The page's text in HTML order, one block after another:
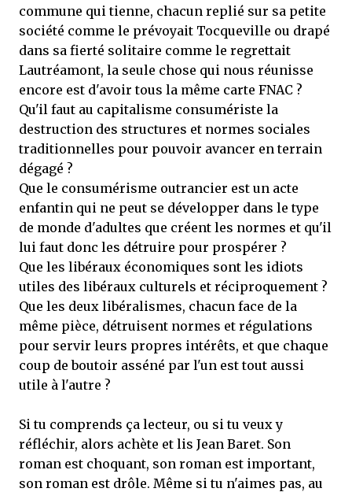
commune qui tienne, chacun replié sur sa petite
société comme le prévoyait Tocqueville ou drapé
dans sa fierté solitaire comme le regrettait
Lautréamont, la seule chose qui nous réunisse
encore est d'avoir tous la même carte FNAC ?
Qu'il faut au capitalisme consumériste la
destruction des structures et normes sociales
traditionnelles pour pouvoir avancer en terrain
dégagé ?
Que le consumérisme outrancier est un acte
enfantin qui ne peut se développer dans le type
de monde d'adultes que créent les normes et qu'il
lui faut donc les détruire pour prospérer ?
Que les libéraux économiques sont les idiots
utiles des libéraux culturels et réciproquement ?
Que les deux libéralismes, chacun face de la
même pièce, détruisent normes et régulations
pour servir leurs propres intérêts, et que chaque
coup de boutoir asséné par l'un est tout aussi
utile à l'autre ?
Si tu comprends ça lecteur, ou si tu veux y
réfléchir, alors achète et lis Jean Baret. Son
roman est choquant, son roman est important,
son roman est drôle. Même si tu n'aimes pas, au